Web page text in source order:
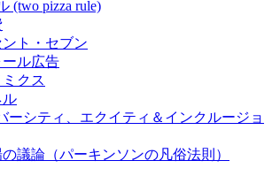
(two pizza rule)
ト・セブン
ル広告
クス
ル
ーシティ、エクイティ＆インクルージョ
議論（パーキンソンの凡俗法則）